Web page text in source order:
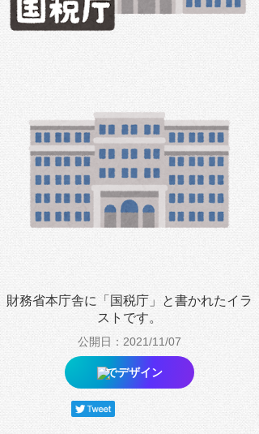
財務省本庁舎に「国税庁」と書かれたイラ
ストです。
公開日：2021/11/07
でデザイン